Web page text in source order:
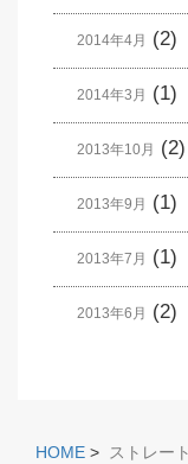
2014年4月 (2)
2014年3月 (1)
2013年10月 (2)
2013年9月 (1)
2013年7月 (1)
2013年6月 (2)
HOME >
ストレー